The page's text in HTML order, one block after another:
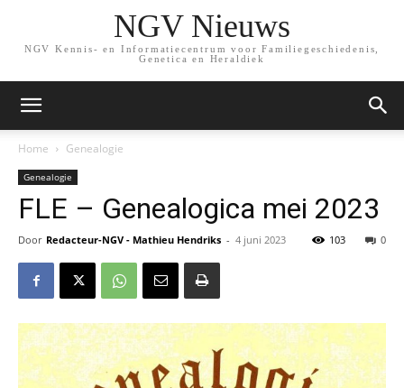
NGV Nieuws
NGV Kennis- en Informatiecentrum voor Familiegeschiedenis,
Genetica en Heraldiek
Home Genealogie
Genealogie
FLE – Genealogica mei 2023
Door Redacteur-NGV - Mathieu Hendriks - 4 juni 2023 0
103